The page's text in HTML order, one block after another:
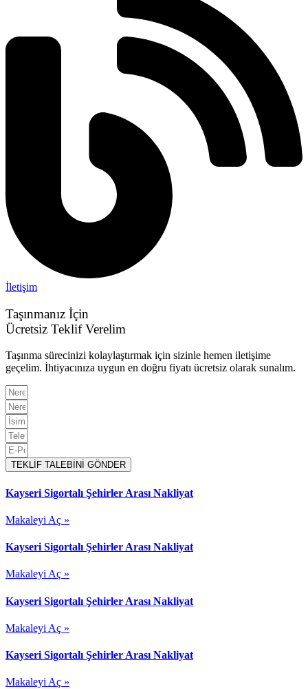
İletişim
Taşınmanız İçin
Ücretsiz Teklif Verelim
Taşınma sürecinizi kolaylaştırmak için sizinle hemen iletişime
geçelim. İhtiyacınıza uygun en doğru fiyatı ücretsiz olarak sunalım.
TEKLİF TALEBİNİ GÖNDER
Kayseri Sigortalı Şehirler Arası Nakliyat
Makaleyi Aç »
Kayseri Sigortalı Şehirler Arası Nakliyat
Makaleyi Aç »
Kayseri Sigortalı Şehirler Arası Nakliyat
Makaleyi Aç »
Kayseri Sigortalı Şehirler Arası Nakliyat
Makaleyi Aç »